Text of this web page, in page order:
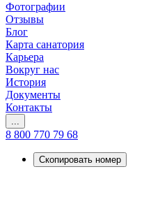
Фотографии
Отзывы
Блог
Карта санатория
Карьера
Вокруг нас
История
Документы
Контакты
...
8 800 770 79 68
Скопировать номер